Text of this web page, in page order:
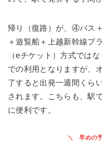
帰り（復路）が、④バス
＋遊覧船＋上越新幹線プ
（eチケット）方式では
での利用となりますが、
了すると出発一週間くら
されます。こちらも、駅
に便利です。
早めの